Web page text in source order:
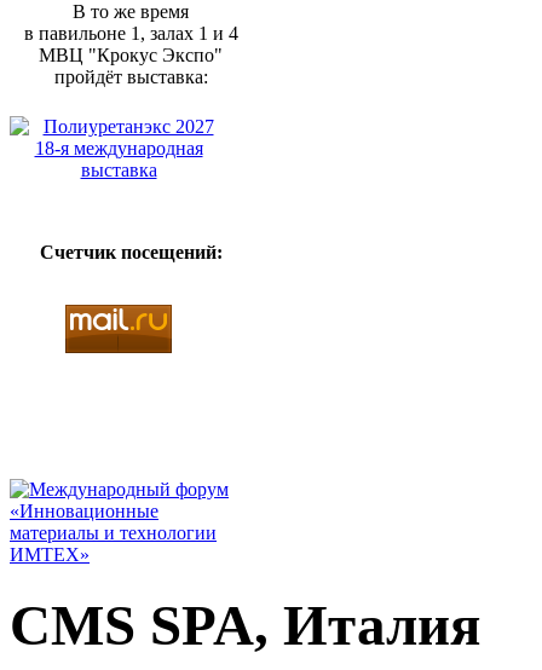
В то же время
в павильоне 1, залах 1 и 4
МВЦ "Крокус Экспо"
пройдёт выставка:
Счетчик посещений:
CMS SPA, Италия